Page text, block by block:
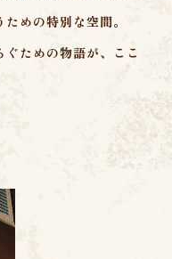
めの特別な空間。
ための物語が、ここ